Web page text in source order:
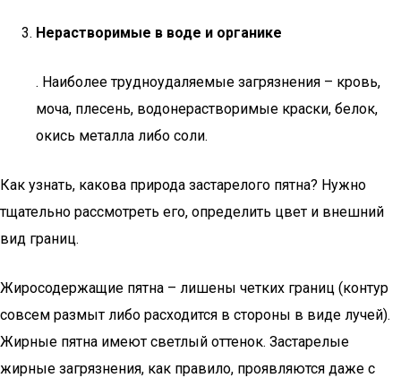
Нерастворимые в воде и органике
. Наиболее трудноудаляемые загрязнения – кровь,
моча, плесень, водонерастворимые краски, белок,
окись металла либо соли.
Как узнать, какова природа застарелого пятна? Нужно
тщательно рассмотреть его, определить цвет и внешний
вид границ.
Жиросодержащие пятна – лишены четких границ (контур
совсем размыт либо расходится в стороны в виде лучей).
Жирные пятна имеют светлый оттенок. Застарелые
жирные загрязнения, как правило, проявляются даже с